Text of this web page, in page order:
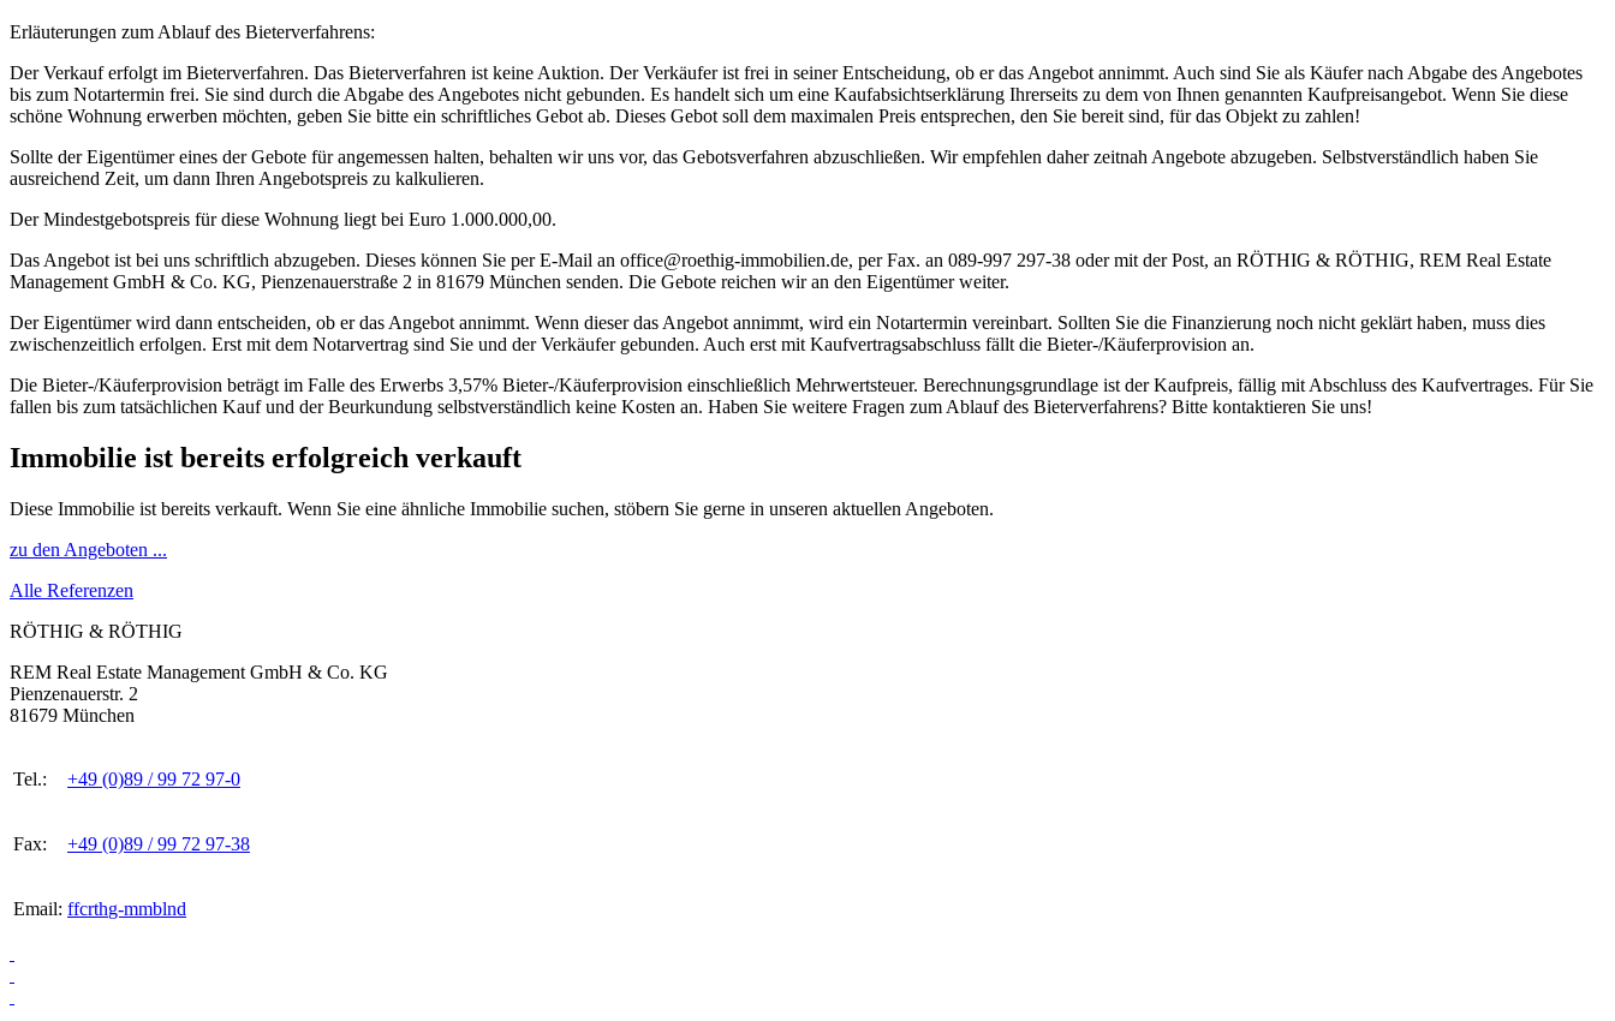
Erläuterungen zum Ablauf des Bieterverfahrens:
Der Verkauf erfolgt im Bieterverfahren. Das Bieterverfahren ist keine Auktion. Der Verkäufer ist frei in seiner Entscheidung, ob er das Angebot annimmt. Auch sind Sie als Käufer nach Abgabe des Angebotes
bis zum Notartermin frei. Sie sind durch die Abgabe des Angebotes nicht gebunden. Es handelt sich um eine Kaufabsichtserklärung Ihrerseits zu dem von Ihnen genannten Kaufpreisangebot. Wenn Sie diese
schöne Wohnung erwerben möchten, geben Sie bitte ein schriftliches Gebot ab. Dieses Gebot soll dem maximalen Preis entsprechen, den Sie bereit sind, für das Objekt zu zahlen!
Sollte der Eigentümer eines der Gebote für angemessen halten, behalten wir uns vor, das Gebotsverfahren abzuschließen. Wir empfehlen daher zeitnah Angebote abzugeben. Selbstverständlich haben Sie
ausreichend Zeit, um dann Ihren Angebotspreis zu kalkulieren.
Der Mindestgebotspreis für diese Wohnung liegt bei Euro 1.000.000,00.
Das Angebot ist bei uns schriftlich abzugeben. Dieses können Sie per E-Mail an office@roethig-immobilien.de, per Fax. an 089-997 297-38 oder mit der Post, an RÖTHIG & RÖTHIG, REM Real Estate
Management GmbH & Co. KG, Pienzenauerstraße 2 in 81679 München senden. Die Gebote reichen wir an den Eigentümer weiter.
Der Eigentümer wird dann entscheiden, ob er das Angebot annimmt. Wenn dieser das Angebot annimmt, wird ein Notartermin vereinbart. Sollten Sie die Finanzierung noch nicht geklärt haben, muss dies
zwischenzeitlich erfolgen. Erst mit dem Notarvertrag sind Sie und der Verkäufer gebunden. Auch erst mit Kaufvertragsabschluss fällt die Bieter-/Käuferprovision an.
Die Bieter-/Käuferprovision beträgt im Falle des Erwerbs 3,57% Bieter-/Käuferprovision einschließlich Mehrwertsteuer. Berechnungsgrundlage ist der Kaufpreis, fällig mit Abschluss des Kaufvertrages. Für Sie
fallen bis zum tatsächlichen Kauf und der Beurkundung selbstverständlich keine Kosten an. Haben Sie weitere Fragen zum Ablauf des Bieterverfahrens? Bitte kontaktieren Sie uns!
Immobilie ist bereits erfolgreich verkauft
Diese Immobilie ist bereits verkauft. Wenn Sie eine ähnliche Immobilie suchen, stöbern Sie gerne in unseren aktuellen Angeboten.
zu den Angeboten ...
Alle Referenzen
RÖTHIG & RÖTHIG
REM Real Estate Management GmbH & Co. KG
Pienzenauerstr. 2
81679 München
Tel.: +49 (0)89 / 99 72 97-0
Fax: +49 (0)89 / 99 72 97-38
Email: ffcrthg-mmblnd